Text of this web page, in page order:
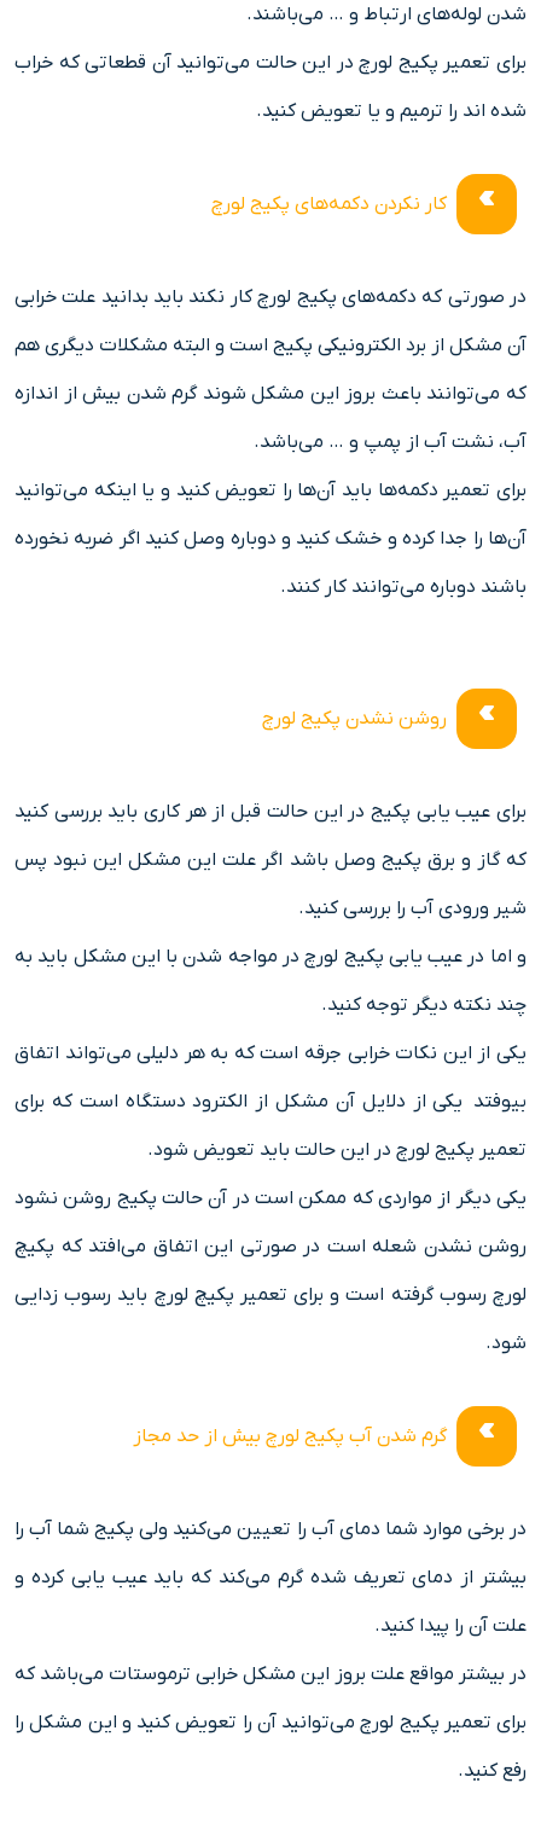
شدن لوله‌های ارتباط و … می‌باشند.
برای تعمیر پکیج لورچ در این حالت می‌توانید آن قطعاتی که خراب
شده اند را ترمیم و یا تعویض کنید.
کار نکردن دکمه‌های پکیج لورچ
در صورتی که دکمه‌های پکیج لورچ کار نکند باید بدانید علت خرابی
آن مشکل از برد الکترونیکی پکیج است و البته مشکلات دیگری هم
که می‌توانند باعث بروز این مشکل شوند گرم شدن بیش از اندازه
آب، نشت آب از پمپ و … می‌باشد.
برای تعمیر دکمه‌ها باید آن‌ها را تعویض کنید و یا اینکه می‌توانید
آن‌ها را جدا کرده و خشک کنید و دوباره وصل کنید اگر ضربه نخورده
باشند دوباره می‌توانند کار کنند.
روشن نشدن پکیج لورچ
برای عیب یابی پکیج در این حالت قبل از هر کاری باید بررسی کنید
که گاز و برق پکیج وصل باشد اگر علت این مشکل این نبود پس
شیر ورودی آب را بررسی کنید.
و اما در عیب یابی پکیج لورچ در مواجه شدن با این مشکل باید به
چند نکته دیگر توجه کنید.
یکی از این نکات خرابی جرقه است که به هر دلیلی می‌تواند اتفاق
بیوفتد یکی از دلایل آن مشکل از الکترود دستگاه است که برای
تعمیر پکیج لورچ در این حالت باید تعویض شود.
یکی دیگر از مواردی که ممکن است در آن حالت پکیج روشن نشود
روشن نشدن شعله است در صورتی این اتفاق می‌افتد که پکیچ
لورچ رسوب گرفته است و برای تعمیر پکیچ لورچ باید رسوب زدایی
شود.
گرم شدن آب پکیج لورچ بیش از حد مجاز
در برخی موارد شما دمای آب را تعیین می‌کنید ولی پکیج شما آب را
بیشتر از دمای تعریف شده گرم می‌کند که باید عیب یابی کرده و
علت آن را پیدا کنید.
در بیشتر مواقع علت بروز این مشکل خرابی ترموستات می‌باشد که
برای تعمیر پکیج لورچ می‌توانید آن را تعویض کنید و این مشکل را
رفع کنید.